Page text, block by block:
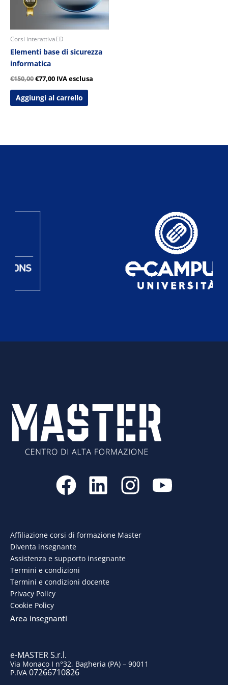
Corsi interattivaED
Elementi base di sicurezza
informatica
€150,00€77,00 IVA esclusa
Aggiungi al carrello
F
a
e
b
o
k
L
i
k
e
d
I
n
t
Y
o
Affiliazione corsi di formazione Master
Diventa insegnante
Assistenza e supporto insegnante
Termini e condizioni
Termini e condizioni docente
Privacy Policy
Cookie Policy
Area insegnanti
e-MASTER S.r.l.
Via Monaco I n°32, Bagheria (PA) – 90011
P.IVA 07266710826